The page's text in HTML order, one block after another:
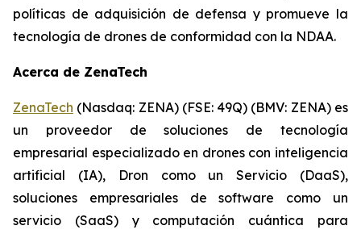
políticas de adquisición de defensa y promueve la
tecnología de drones de conformidad con la NDAA.
Acerca de ZenaTech
ZenaTech (Nasdaq: ZENA) (FSE: 49Q) (BMV: ZENA) es
un proveedor de soluciones de tecnología
empresarial especializado en drones con inteligencia
artificial (IA), Dron como un Servicio (DaaS),
soluciones empresariales de software como un
servicio (SaaS) y computación cuántica para